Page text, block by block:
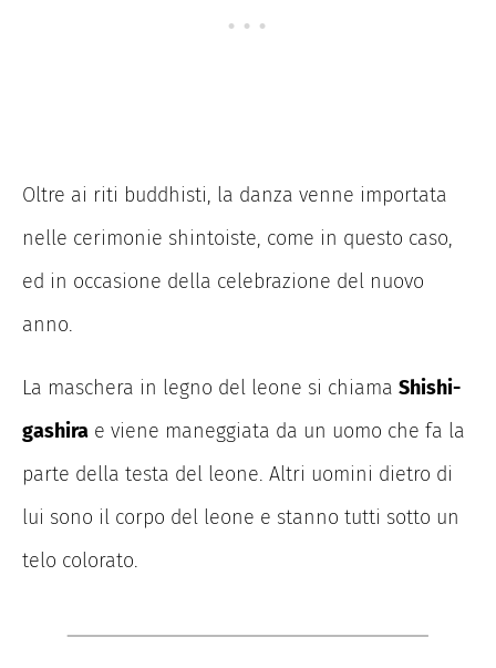
Oltre ai riti buddhisti, la danza venne importata
nelle cerimonie shintoiste, come in questo caso,
ed in occasione della celebrazione del nuovo
anno.
La maschera in legno del leone si chiama Shishi-
gashira e viene maneggiata da un uomo che fa la
parte della testa del leone. Altri uomini dietro di
lui sono il corpo del leone e stanno tutti sotto un
telo colorato.